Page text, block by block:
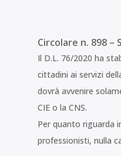
Circolare n. 898 –
Il D.L. 76/2020 ha
cittadini ai servizi
dovrà avvenire
CIE o la CNS.
Per quanto riguarda
professionisti, nulla